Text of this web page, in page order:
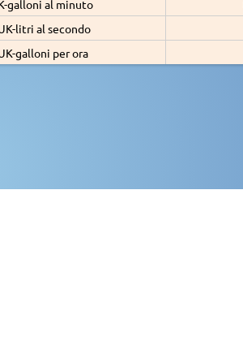
galloni al minuto
litri al secondo
galloni per ora